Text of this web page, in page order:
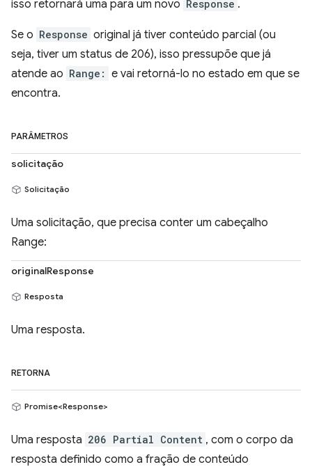
isso retornará uma para um novo Response .
Se o Response original já tiver conteúdo parcial (ou
seja, tiver um status de 206), isso pressupõe que já
atende ao Range: e vai retorná-lo no estado em que se
encontra.
PARÂMETROS
solicitação
Solicitação
Uma solicitação, que precisa conter um cabeçalho
Range:
originalResponse
Resposta
Uma resposta.
RETORNA
Promise<Response>
Uma resposta 206 Partial Content , com o corpo da
resposta definido como a fração de conteúdo